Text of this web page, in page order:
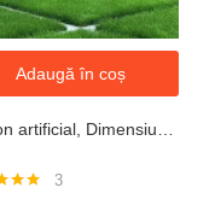
Adaugă în coș
3